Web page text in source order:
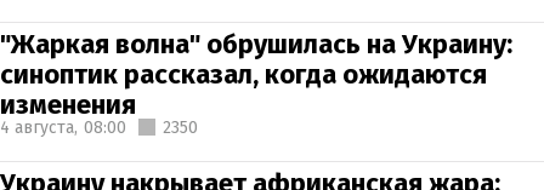
"Жаркая волна" обрушилась на Украину:
синоптик рассказал, когда ожидаются
изменения
4 августа, 08:00 2350
Украину накрывает африканская жара: